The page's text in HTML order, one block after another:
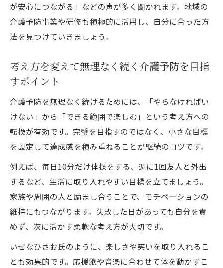
が安心につながる」などの声が多く聞かれます。地域の
介護予防事業や研修も積極的に活用し、自分に合った方
法を見つけていきましょう。
考え方を変えて無理なく続く介護予防を目指
すポイント
介護予防を無理なく続けるためには、「やらなければい
けない」から「できる範囲で楽しむ」という考え方への
転換が有効です。完璧を目指すのではなく、小さな目標
を設定して達成感を積み重ねることが継続のコツです。
例えば、毎日10分だけ体操をする、週に1回友人と外出
するなど、生活に取り入れやすい目標を立てましょう。
家族や周囲の人と励まし合うことで、モチベーションの
維持にもつながります。失敗した日があっても自分を責
めず、次に活かす柔軟な考え方が大切です。
いぜなひさお氏のように、楽しさや笑いを取り入れるこ
とも効果的です。応援歌や音楽に合わせて体を動かすこ